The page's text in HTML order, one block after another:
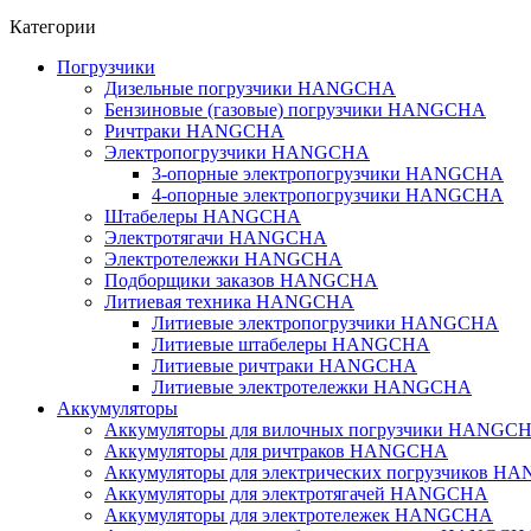
Категории
Погрузчики
Дизельные погрузчики HANGCHA
Бензиновые (газовые) погрузчики HANGCHA
Ричтраки HANGCHA
Электропогрузчики HANGCHA
3-опорные электропогрузчики HANGCHA
4-опорные электропогрузчики HANGCHA
Штабелеры HANGCHA
Электротягачи HANGCHA
Электротележки HANGCHA
Подборщики заказов HANGCHA
Литиевая техника HANGCHA
Литиевые электропогрузчики HANGCHA
Литиевые штабелеры HANGCHA
Литиевые ричтраки HANGCHA
Литиевые электротележки HANGCHA
Аккумуляторы
Аккумуляторы для вилочных погрузчики
Аккумуляторы для ричтраков HANGCHA
Аккумуляторы для электрических погрузчиков
Аккумуляторы для электротягачей HANGCHA
Аккумуляторы для электротележек HANGCHA